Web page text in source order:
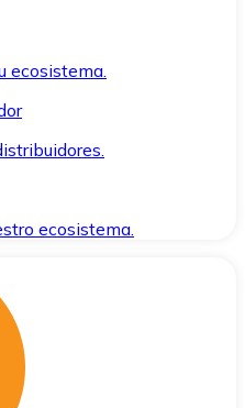
ecosistema.
ecosistema.